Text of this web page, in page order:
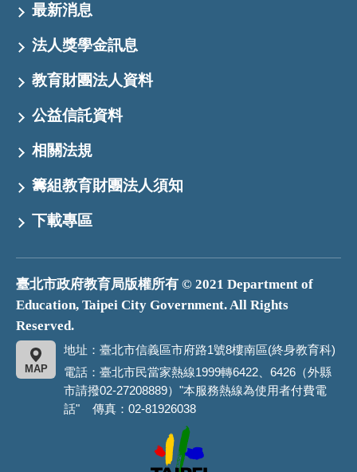
最新消息
法人獎學金訊息
教育財團法人資料
公益信託資料
相關法規
籌組教育財團法人須知
下載專區
臺北市政府教育局版權所有 © 2021 Department of
Education, Taipei City Government. All Rights
Reserved.
地址：臺北市信義區市府路1號8樓南區(終身教育科)
MAP
電話：臺北市民當家熱線1999轉6422、6426（外縣
市請撥02-27208889）"本服務熱線為使用者付費電
話" 傳真：02-81926038
市
政